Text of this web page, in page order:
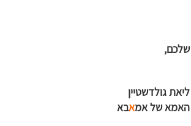
שלכם,
ליאת גולדשטיין
האמא של אמ‏אבא